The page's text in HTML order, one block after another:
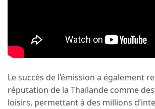
Le succès de l’émission a également
réputation de la Thaïlande comme
loisirs, permettant à des millions